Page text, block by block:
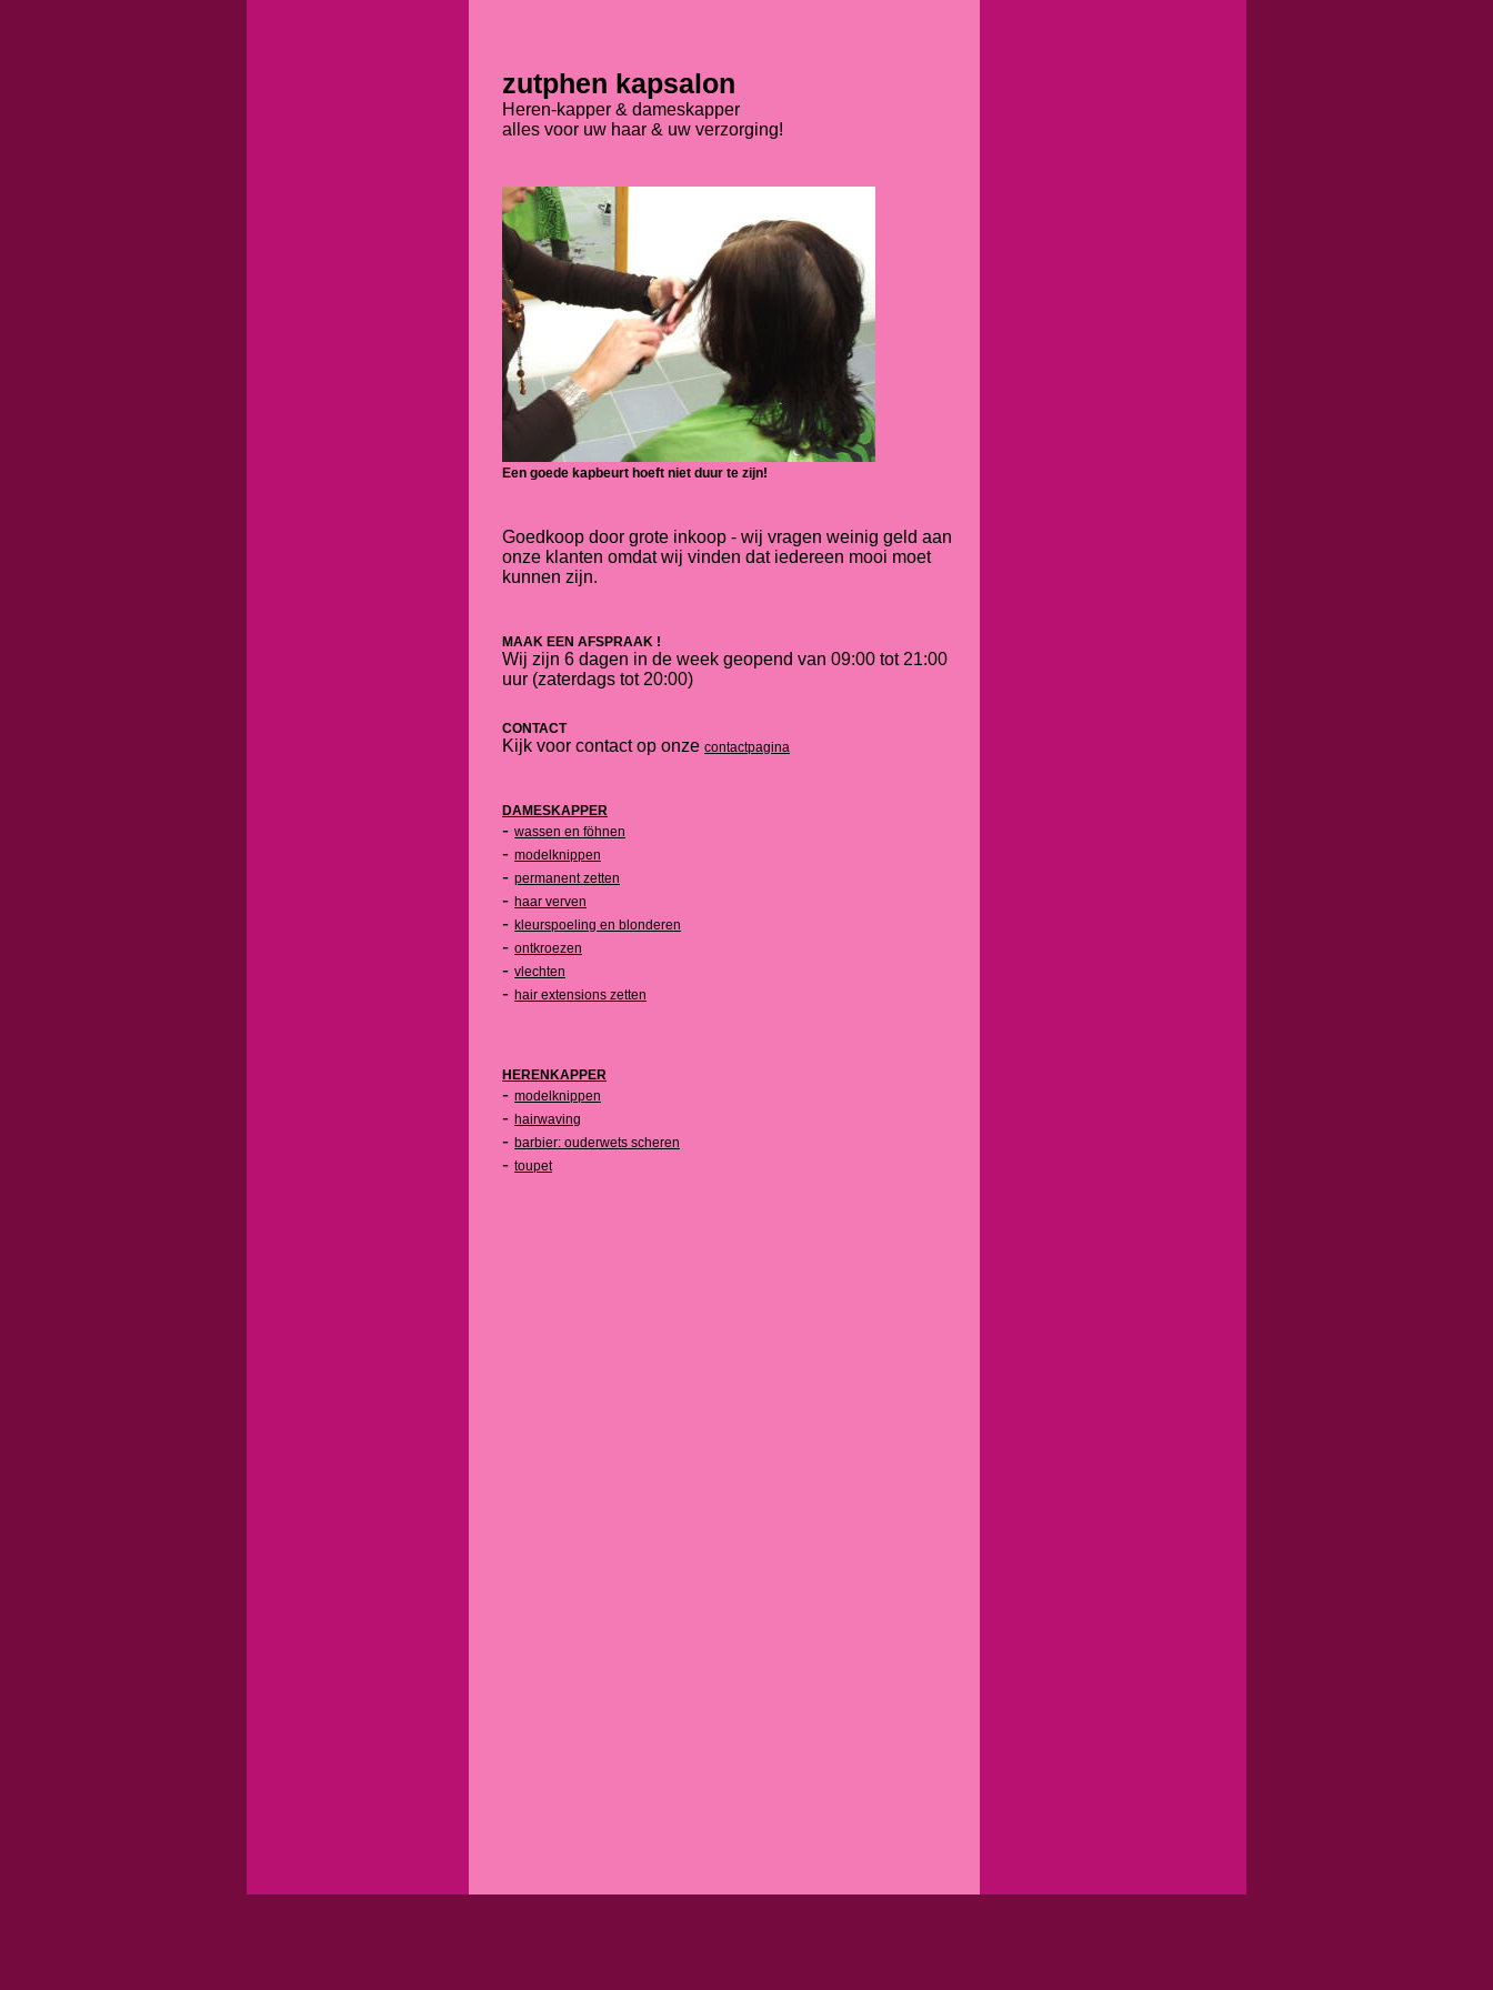
zutphen kapsalon
Heren-kapper & dameskapper
alles voor uw haar & uw verzorging!
Een goede kapbeurt hoeft niet duur te zijn!
Goedkoop door grote inkoop - wij vragen weinig geld aan
onze klanten omdat wij vinden dat iedereen mooi moet
kunnen zijn.
MAAK EEN AFSPRAAK !
Wij zijn 6 dagen in de week geopend van 09:00 tot 21:00
uur (zaterdags tot 20:00)
CONTACT
Kijk voor contact op onze contactpagina
DAMESKAPPER
- wassen en föhnen
- modelknippen
- permanent zetten
- haar verven
- kleurspoeling en blonderen
- ontkroezen
- vlechten
- hair extensions zetten
HERENKAPPER
- modelknippen
- hairwaving
- barbier: ouderwets scheren
- toupet